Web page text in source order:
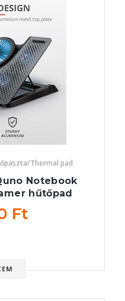
Thermal pad
Notebook
hűtőpad
Ft